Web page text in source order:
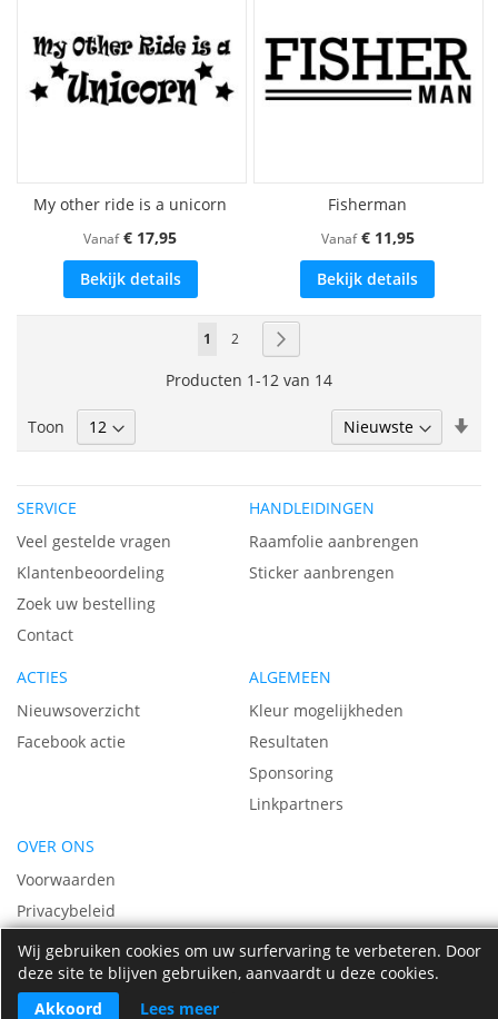
Wij gebruiken cookies om uw surfervaring te verbeteren. Door
deze site te blijven gebruiken, aanvaardt u deze cookies.
Akkoord
Lees meer
My other ride is a unicorn
Vanaf € 17,95
Bekijk details
Fisherman
Vanaf € 11,95
Bekijk details
Pagina
U
lees
1 Pagina
2
Producten 1-12 van 14
Toon
SERVICE
Veel gestelde vragen
Klantenbeoordeling
Zoek uw bestelling
Contact
HANDLEIDINGEN
Raamfolie aanbrengen
Sticker aanbrengen
ACTIES
Nieuwsoverzicht
Facebook actie
ALGEMEEN
Kleur mogelijkheden
Resultaten
Sponsoring
Linkpartners
OVER ONS
Voorwaarden
Privacybeleid
Vacatures
Over ons
© 2009 - 2026 Raamfolie-sticker.nl